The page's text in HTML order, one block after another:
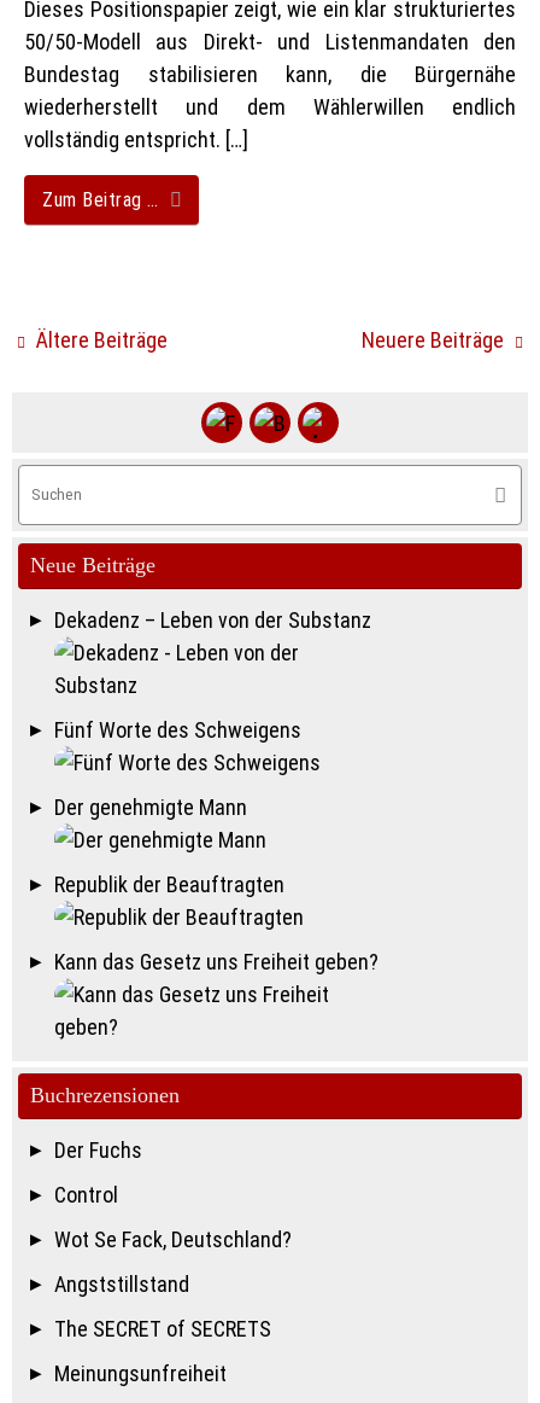
Dieses Positionspapier zeigt, wie ein klar strukturiertes
50/50-Modell aus Direkt- und Listenmandaten den
Bundestag stabilisieren kann, die Bürgernähe
wiederherstellt und dem Wählerwillen endlich
vollständig entspricht. […]
Zum Beitrag …
Ältere Beiträge Neuere Beiträge
Neue Beiträge
Dekadenz – Leben von der Substanz
Fünf Worte des Schweigens
Der genehmigte Mann
Republik der Beauftragten
Kann das Gesetz uns Freiheit geben?
Buchrezensionen
Der Fuchs
Control
Wot Se Fack, Deutschland?
Angststillstand
The SECRET of SECRETS
Meinungsunfreiheit